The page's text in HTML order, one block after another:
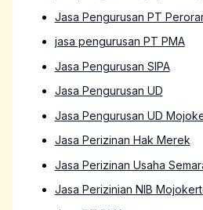
Jasa Pengurusan PT
jasa pengurusan PT PMA
Jasa Pengurusan SIPA
Jasa Pengurusan UD
Jasa Pengurusan UD
Jasa Perizinan Hak Merek
Jasa Perizinan Usaha
Jasa Perizinian NIB